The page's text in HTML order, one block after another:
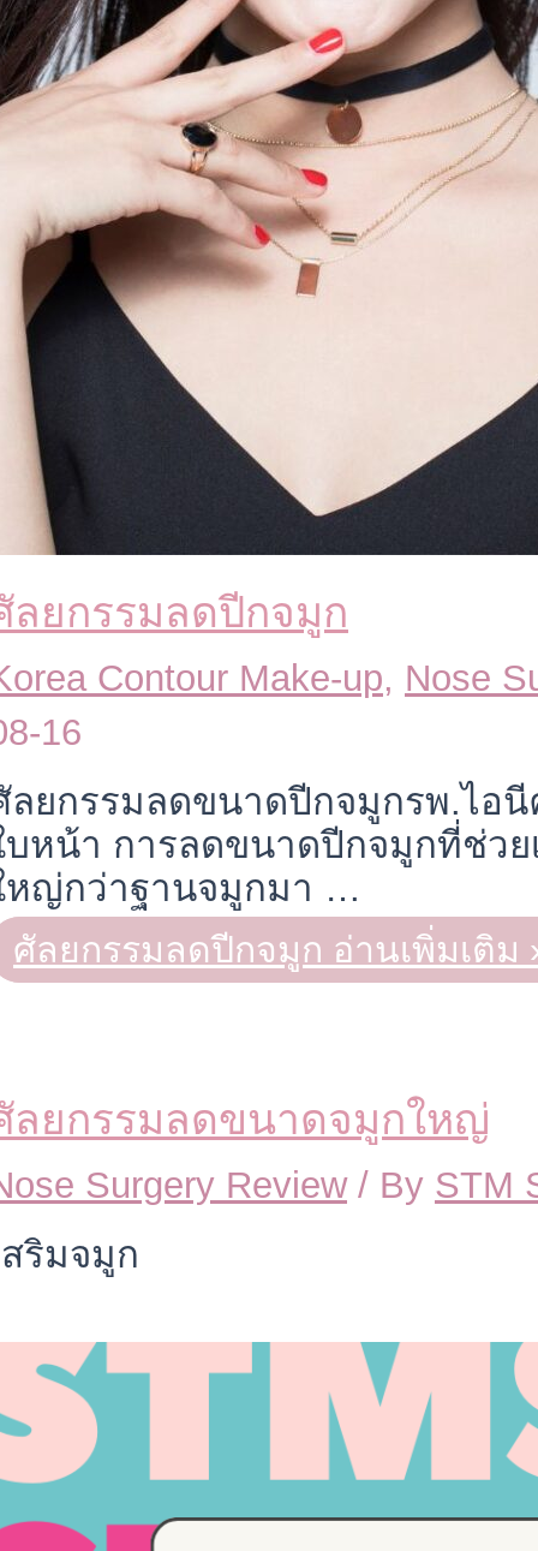
ลยกรรมลดปีกจมูก
Contour Make-up, Nose
16
ลยกรรมลดขนาดปีกจมูกรพ.ไอ
บหน้า การลดขนาดปีกจมูกที่ช่ว
หญ่กว่าฐานจมูกมา …
ศัลยกรรมลดปีกจมูก อ่านเพิ่มเติม
ลยกรรมลดขนาดจมูกใหญ่
Surgery Review/ By STM
สริมจมูก